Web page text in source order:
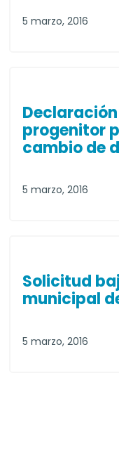
5 marzo, 2016
progenitor
cambio de
5 marzo, 2016
Solicitud
municipal
5 marzo, 2016